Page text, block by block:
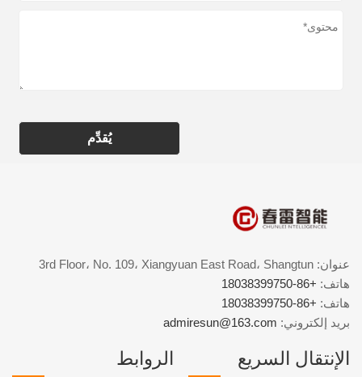
يُقدِّم
عنوان: 3rd Floor، No. 109، Xiangyuan East Road، Shangtun
هاتف: +86-18038399750
هاتف: +86-18038399750
بريد إلكتروني: admiresun@163.com
الإنتقال السريع الروابط